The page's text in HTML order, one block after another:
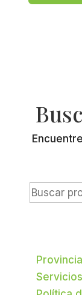
Buscar:
Servicios